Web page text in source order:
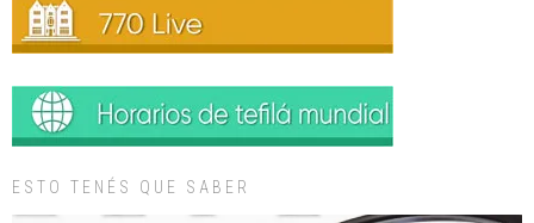
ESTO TENÉS QUE SABER